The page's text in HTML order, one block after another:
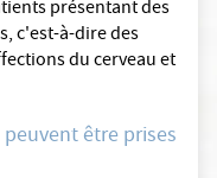
présentant des
c'est-à-dire des
du cerveau et
être prises